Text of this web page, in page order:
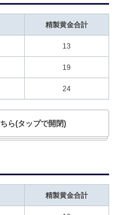
精製黄金合計
13
19
24
ら(タップで開閉)
精製黄金合計